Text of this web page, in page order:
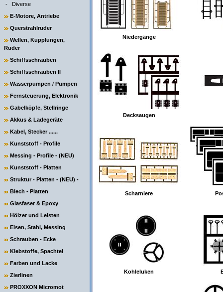
- Diverse
E-Motore, Antriebe
Querstrahlruder
Wellen, Kupplungen,
Ruder
Schiffsschrauben
Schiffsschrauben II
Wasserpumpen / Pumpen
Fernsteuerung, Elektronik
Gabelköpfe, Stellringe
Akkus & Ladegeräte
Kabel, Stecker ......
Kunststoff - Profile
Messing - Profile - (NEU)
Kunststoff - Platten
Struktur - Platten - (NEU) -
Blech - Platten
Glasfaser & Epoxy
Hölzer und Leisten
Eisen, Stahl, Messing
Schrauben - Ecke
Klebstoffe, Spachtel
Farben und Lacke
Zierlinen
PROXXON Micromot
Niedergänge
Decksaugen
Scharniere
Kohleluken